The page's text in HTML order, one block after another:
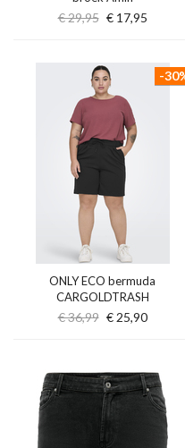
€ 29,95 € 17,95
ONLY ECO bermuda
CARGOLDTRASH
€ 36,99 € 25,90
-